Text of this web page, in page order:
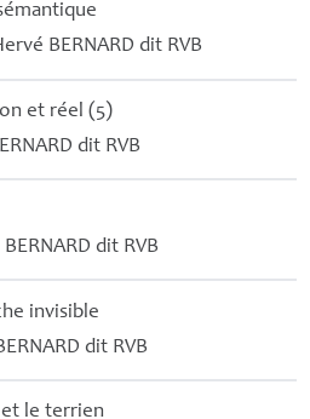
BERNARD dit RVB
et réel (5)
dit RVB
BERNARD dit RVB
invisible
dit RVB
et le terrien